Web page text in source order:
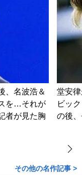
、名波浩＆
を…それが
者が見た胸
堂安
ビッ
の後
その他の名作記事 >